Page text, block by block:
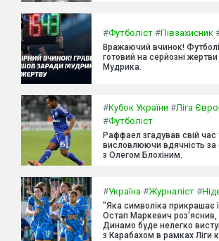
#Футболіст #Півзахисник
Вражаючий вчинок!
готовий на серйозні
Мудрика.
#Кубок України #Ліга
#Футболіст
Раффаел згадував свій
висловлюючи вдячність за
з Олегом Блохіним.
#Україна #Журналіст #
"Яка символіка прикрашає
Остап Маркевич роз'яснив,
Динамо буде нелегко
з Карабахом в рамках Ліги